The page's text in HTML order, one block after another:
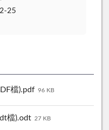
25
檔).pdf 96 KB
檔).odt 27 KB